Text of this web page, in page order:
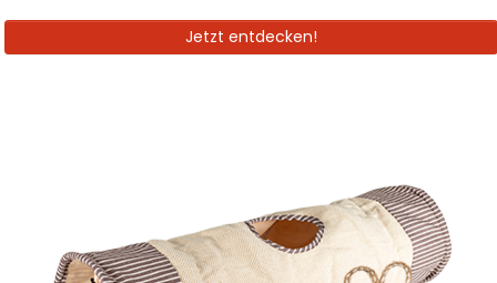
Jetzt entdecken!